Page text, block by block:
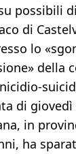
possibili
di
lo
della
di giovedì
in
ha